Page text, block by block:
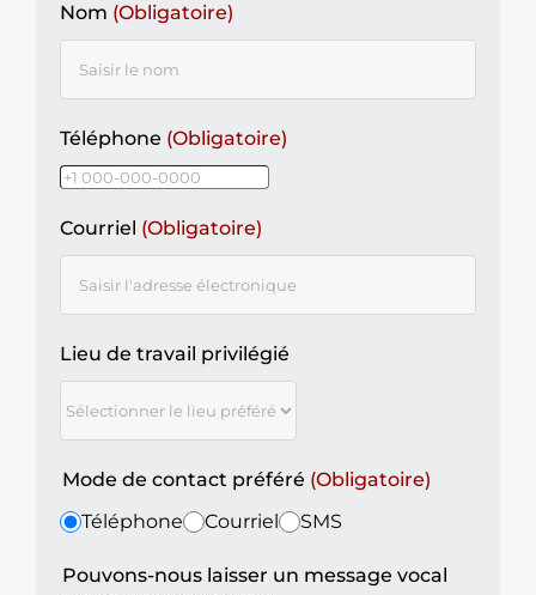
Nom (Obligatoire)
Téléphone (Obligatoire)
Courriel (Obligatoire)
Lieu de travail privilégié
Mode de contact préféré (Obligatoire)
Téléphone
Courriel SMS
Pouvons-nous laisser un message vocal